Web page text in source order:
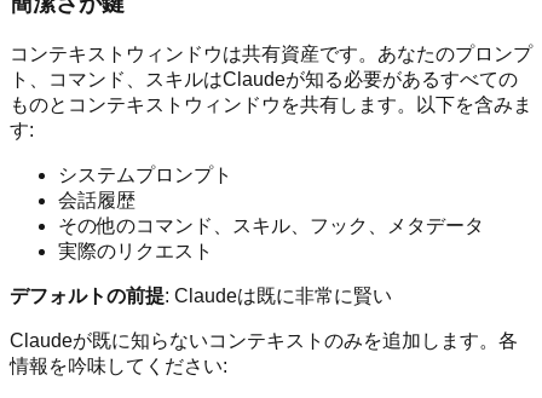
コンテキストウィンドウは共有資産です。あなたのプロンプ
ト、コマンド、スキルはClaudeが知る必要があるすべての
ものとコンテキストウィンドウを共有します。以下を含みま
す:
システムプロンプト
会話履歴
その他のコマンド、スキル、フック、メタデータ
実際のリクエスト
デフォルトの前提: Claudeは既に非常に賢い
Claudeが既に知らないコンテキストのみを追加します。各
情報を吟味してください: